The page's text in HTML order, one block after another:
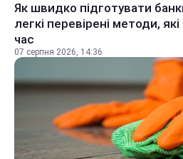
Як швидко підготувати
легкі перевірені методи,
час
07 серпня 2026, 14:36